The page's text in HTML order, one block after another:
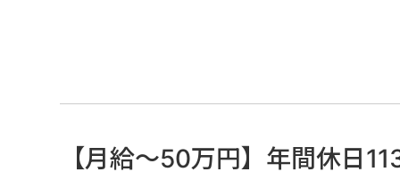
【月給～50万円】年間休日